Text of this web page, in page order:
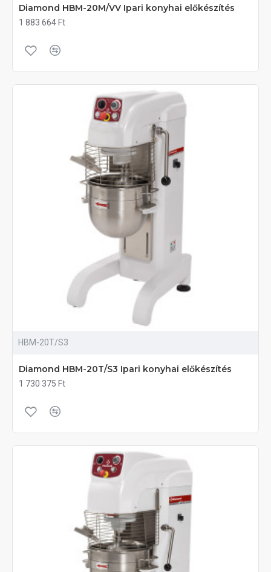
Diamond HBM-20M/VV Ipari konyhai előkészítés
1 883 664 Ft
HBM-20T/S3
Diamond HBM-20T/S3 Ipari konyhai előkészítés
1 730 375 Ft